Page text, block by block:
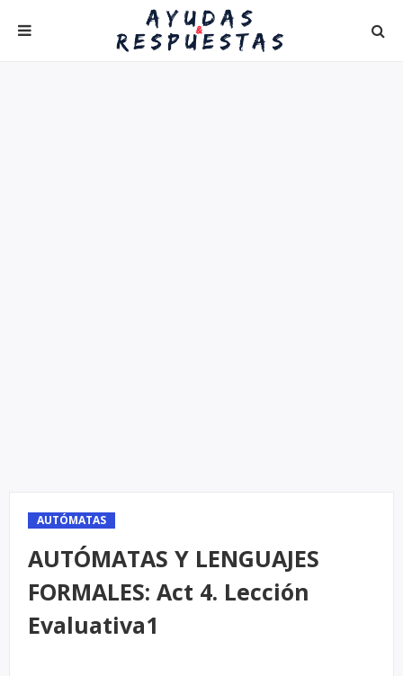
AUTÓMATAS
AUTÓMATAS Y LENGUAJES
FORMALES: Act 4. Lección
Evaluativa1